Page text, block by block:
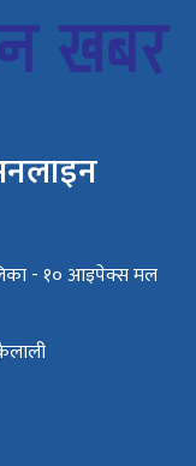
- १० आइपेक्स मल